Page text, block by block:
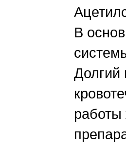
В
Долгий
работы